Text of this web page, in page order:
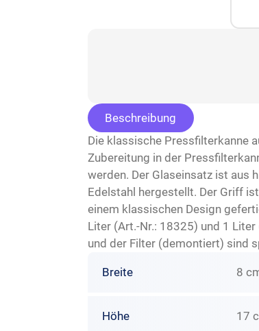
Beschreibung
Die klassische Pressfilterkanne
Zubereitung in der
werden. Der Glaseinsatz ist aus
Edelstahl hergestellt. Der Griff
einem klassischen Design
Liter (Art.-Nr.: 18325) und 1
und der Filter (demontiert) sind
Breite 8
Höhe 17